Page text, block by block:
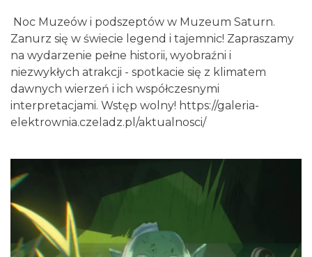
Noc Muzeów i podszeptów w Muzeum Saturn.
Zanurz się w świecie legend i tajemnic! Zapraszamy
na wydarzenie pełne historii, wyobraźni i
niezwykłych atrakcji - spotkacie się z klimatem
dawnych wierzeń i ich współczesnymi
interpretacjami. Wstęp wolny! https://galeria-
elektrownia.czeladz.pl/aktualnosci/